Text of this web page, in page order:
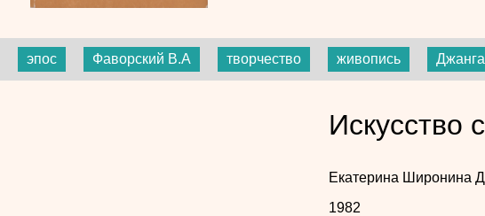
эпос Фаворский В.А творчество живопись
Искусство
Екатерина Широнина
1982